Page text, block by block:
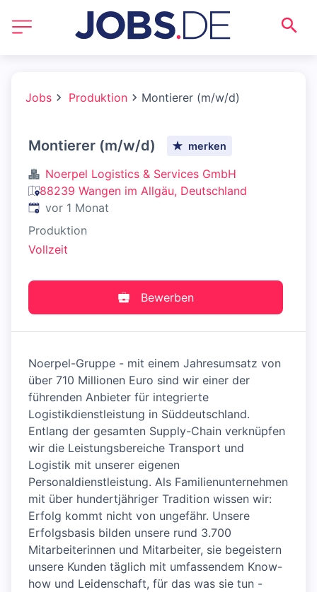
Jobs Produktion Montierer (m/w/d)
Montierer (m/w/d) merken
Noerpel Logistics & Services GmbH
88239 Wangen im Allgäu, Deutschland
Veröffentlicht:
vor 1 Monat
Produktion
Vollzeit
Bewerben
Noerpel-Gruppe - mit einem Jahresumsatz von
über 710 Millionen Euro sind wir einer der
führenden Anbieter für integrierte
Logistikdienstleistung in Süddeutschland.
Entlang der gesamten Supply-Chain verknüpfen
wir die Leistungsbereiche Transport und
Logistik mit unserer eigenen
Personaldienstleistung. Als Familienunternehmen
mit über hundertjähriger Tradition wissen wir:
Erfolg kommt nicht von ungefähr. Unsere
Erfolgsbasis bilden unsere rund 3.700
Mitarbeiterinnen und Mitarbeiter, sie begeistern
unsere Kunden täglich mit umfassendem Know-
how und Leidenschaft, für das was sie tun -